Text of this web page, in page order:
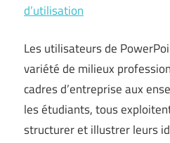
d’utilisation
Les utilisateurs de
variété de milieux
cadres d’entreprise aux
les étudiants, tous
structurer et illustrer leurs